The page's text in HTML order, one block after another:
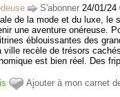
S'abonner 24/01/24
de la mode et du luxe, le
une aventure onéreuse.
éblouissantes des
ville recèle de trésors
est bien réel. Des
Ajouter à mon carnet